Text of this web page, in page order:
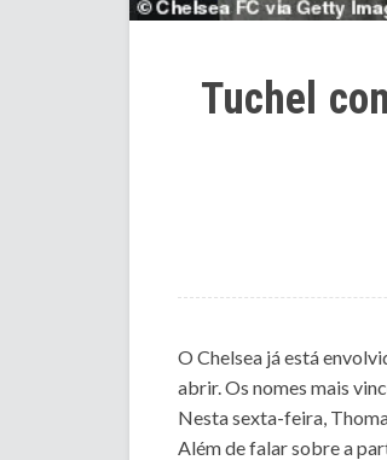
Tuchel
O Chelsea já está
abrir. Os nomes mais
Nesta sexta-feira,
Além de falar sobre a